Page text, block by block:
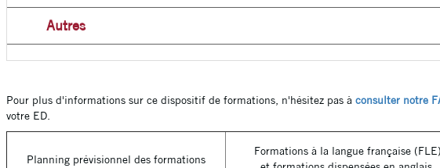
Autres
Pour plus d'informations sur ce dispositif de formations, n'hésitez pas à consulter notre
votre ED.
Planning prévisionnel des formations
Formations à la langue française (FLE)